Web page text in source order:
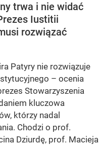
trwa i nie widać
Iustitii
rozwiązać
Patyry nie rozwiązuje
– ocenia
Stowarzyszenia
kluczowa
którzy nadal
Chodzi o prof.
Dziurdę, prof. Macieja